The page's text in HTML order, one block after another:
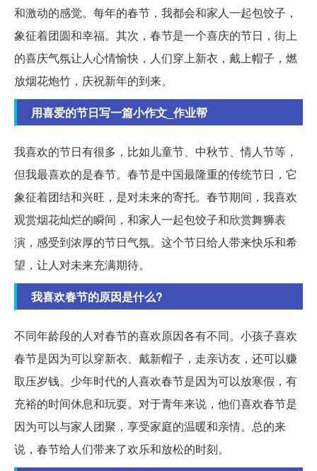
和激动的感觉。每年的春节，我都会和家人一起包饺子，
象征着团圆和幸福。其次，春节是一个喜庆的节日，街上
的喜庆气氛让人心情愉快，人们穿上新衣，戴上帽子，燃
放烟花炮竹，庆祝新年的到来。
用喜爱的节日写一篇小作文_作业帮
我喜欢的节日有很多，比如儿童节、中秋节、情人节等，
但我最喜欢的是春节。春节是中国最隆重的传统节日，它
象征着团结和兴旺，是对未来的寄托。春节期间，我喜欢
观赏烟花灿烂的瞬间，和家人一起包饺子和欣赏舞狮表
演，感受到浓厚的节日气氛。这个节日给人带来快乐和希
望，让人对未来充满期待。
我喜欢春节的原因是什么?
不同年龄段的人对春节的喜欢原因各有不同。小孩子喜欢
春节是因为可以穿新衣、戴新帽子，走亲访友，还可以赚
取压岁钱。少年时代的人喜欢春节是因为可以放寒假，有
充裕的时间休息和玩耍。对于青年来说，他们喜欢春节是
因为可以与家人团聚，享受家庭的温暖和亲情。总的来
说，春节给人们带来了欢乐和放松的时刻。